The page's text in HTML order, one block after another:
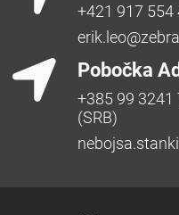
+421 917 554
Pobočka
+385 99 3241
(SRB)